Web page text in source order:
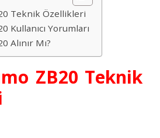
Teknik Özellikleri
Kullanıcı Yorumları
Alınır Mı?
ZB20 Teknik